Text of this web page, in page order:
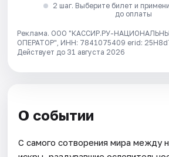
2 шаг. Выберите билет и
до оплаты
Реклама. ООО "КАССИР.РУ-
ОПЕРАТОР", ИНН: 7841075409 erid:
Действует до 31 августа 2026
О событии
С самого сотворения мира между